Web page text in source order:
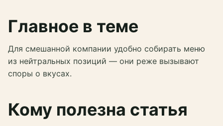
Главное в теме
Для смешанной компании удобно собирать меню
из нейтральных позиций — они реже вызывают
споры о вкусах.
Кому полезна статья